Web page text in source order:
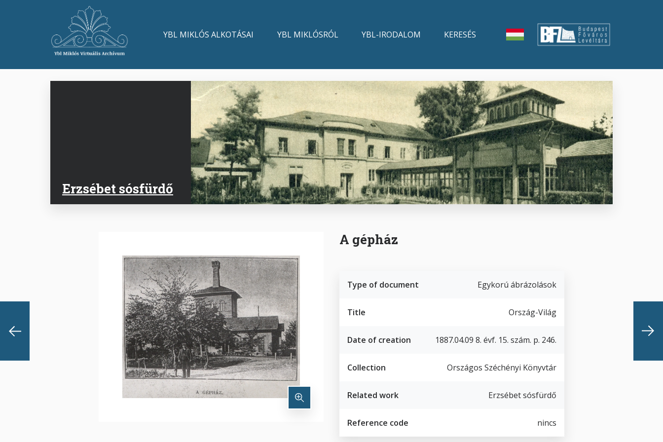
MainYBL MIKLÓS ALKOTÁSAI YBL MIKLÓSRÓL YBL-IRODALOM KERESÉS
Erzsébet sósfürdő
A gépház
Type of document Egykorú ábrázolások
Title Ország-Világ
Date of creation 1887.04.09 8. évf. 15. szám. p. 246.
Collection Országos Széchényi Könyvtár
Related work Erzsébet sósfürdő
Reference code nincs